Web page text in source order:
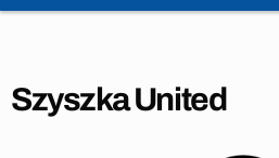
Szyszka United